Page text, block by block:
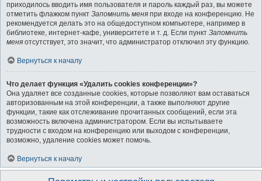
приходилось вводить имя пользователя и пароль каждый раз, вы можете
отметить флажком пункт Запомнить меня при входе на конференцию. Не
рекомендуется делать это на общедоступном компьютере, например в
библиотеке, интернет-кафе, университете и т. д. Если пункт Запомнить
меня отсутствует, это значит, что администратор отключил эту функцию.
Вернуться к началу
Что делает функция «Удалить cookies конференции»?
Она удаляет все созданные cookies, которые позволяют вам оставаться
авторизованным на этой конференции, а также выполняют другие
функции, такие как отслеживание прочитанных сообщений, если эта
возможность включена администратором. Если вы испытываете
трудности с входом на конференцию или выходом с конференции,
возможно, удаление cookies может помочь.
Вернуться к началу